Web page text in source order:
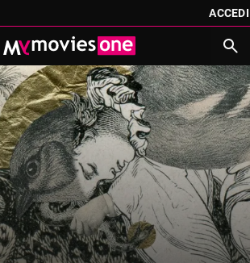
ACCEDI
PROSSIMAMENTECATALOGO
CON MYMOVIES ONE THEATRE
REGALA ACCEDI
MYMOVIES.IT